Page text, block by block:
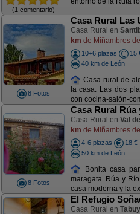
(1 comentario)
8 Fotos
Casa Rural Las
Casa Rural en
km de Miñambres
10+6 plazas
15
40 km de León
Casa rural de
la casa. Las dos
con cocina-salón-
8 Fotos
Casa Rural Rúa
Casa Rural en Val
km de Miñambres
4-6 plazas
18 €
50 km de León
Bonita casa
maragata. Rúa y
casa moderna y la
El Refugio
Casa Rural en